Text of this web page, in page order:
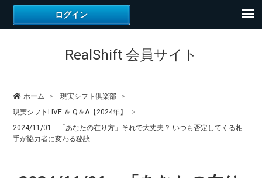
RealShift 会員サイト
ホーム
現実シフト倶楽部
現実シフトLIVE ＆ Q＆A【2024年】
2024/11/01 「あなたの在り方」それで大丈夫？ いつも否定してくる相
手が協力者に変わる秘訣